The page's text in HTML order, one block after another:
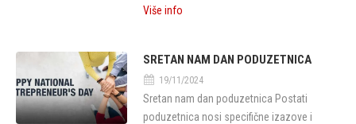
Više info
SRETAN NAM DAN PODUZETNICA
19/11/2024
Sretan nam dan poduzetnica Postati
poduzetnica nosi specifične izazove i